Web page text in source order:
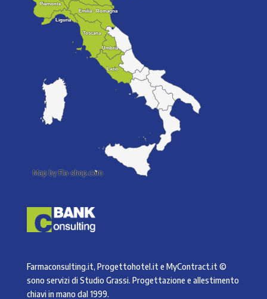
Emilia - Romagna
Emilia - Romagna
Lazio
Lazio
Liguria
Liguria
Piemonte
Piemonte
Toscana
Toscana
Umbria
Umbria
Map by Fla-shop.com
Farmaconsulting.it, Progettohotel.it e MyContract.it ©
sono servizi diStudio Grassi. Progettazione e allestimento
chiavi in mano dal 1999.